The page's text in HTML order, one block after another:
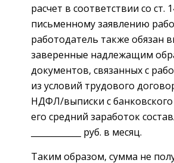
расчет в соответствии со ст.
письменному заявлению
работодатель также обязан
заверенные надлежащим
документов, связанных с
из условий трудового
НДФЛ/выписки с банковского
его средний заработок
____________ руб. в месяц.
Таким образом, сумма не